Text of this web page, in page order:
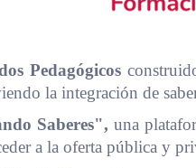
Pedagógicos
la integración de
Saberes", una
a la oferta pública y